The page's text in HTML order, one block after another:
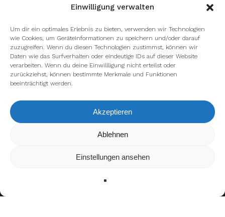
Einwilligung verwalten
Um dir ein optimales Erlebnis zu bieten, verwenden wir Technologien
wie Cookies, um Geräteinformationen zu speichern und/oder darauf
zuzugreifen. Wenn du diesen Technologien zustimmst, können wir
Daten wie das Surfverhalten oder eindeutige IDs auf dieser Website
verarbeiten. Wenn du deine Einwillligung nicht erteilst oder
zurückziehst, können bestimmte Merkmale und Funktionen
beeinträchtigt werden.
Akzeptieren
Ablehnen
Einstellungen ansehen
facebook youtube instagram spotify twitch
email
Wir verwenden Cookies, um dir die bestmögliche Erfahrung auf
kannst du erfahren, welche Cookies wir
verwenden oder sie ausschalten.